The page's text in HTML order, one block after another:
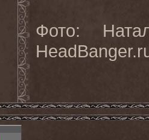
Фото: